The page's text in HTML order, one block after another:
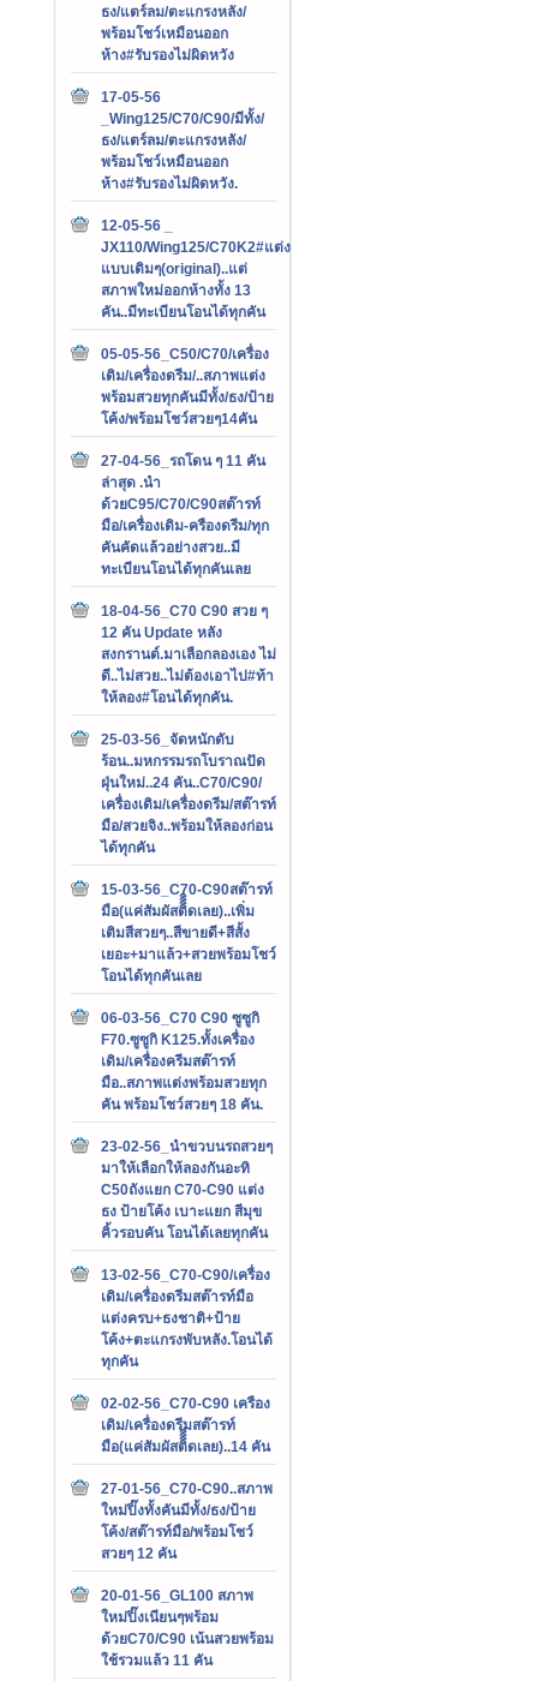
ธง/แตร์ลม/ตะแกรงหลัง/
พร้อมโชว์เหมือนออก
ห้าง#รับรองไม่ผิดหวัง
17-05-56
_Wing125/C70/C90/มีทั้ง/
ธง/แตร์ลม/ตะแกรงหลัง/
พร้อมโชว์เหมือนออก
ห้าง#รับรองไม่ผิดหวัง.
12-05-56 _
JX110/Wing125/C70K2#แต่ง
แบบเดิมๆ(original)..แต่
สภาพใหม่ออกห้างทั้ง 13
คัน..มีทะเบียนโอนได้ทุกคัน
05-05-56_C50/C70/เครื่อง
เดิม/เครื่องดรีม/..สภาพแต่ง
พร้อมสวยทุกคันมีทั้ง/ธง/ป้าย
โค้ง/พร้อมโชว์สวยๆ14คัน
27-04-56_รถโดน ๆ 11 คัน
ล่าสุด .นำ
ด้วยC95/C70/C90สต๊ารท์
มือ/เครื่องเดิม-ครืองดรีม/ทุก
คันคัดแล้วอย่างสวย..มี
ทะเบียนโอนได้ทุกคันเลย
18-04-56_C70 C90 สวย ๆ
12 คัน Update หลัง
สงกรานต์.มาเลือกลองเอง ไม่
ดี..ไม่สวย..ไม่ต้องเอาไป#ท้า
ให้ลอง#โอนได้ทุกคัน.
25-03-56_จัดหนักดับ
ร้อน..มหกรรมรถโบราณปัด
ฝุ่นใหม่..24 คัน..C70/C90/
เครื่องเดิม/เครื่องดรีม/สต๊ารท์
มือ/สวยจิง..พร้อมให้ลองก่อน
ได้ทุกคัน
15-03-56_C70-C90สต๊ารท์
มือ(แค่สัมผัสติิิิดเลย)..เพิ่ม
เติมสีสวยๆ..สีขายดี+สีสั้ง
เยอะ+มาแล้ว+สวยพร้อมโชว์
โอนได้ทุกคันเลย
06-03-56_C70 C90 ซูซูกิ
F70.ซูซูกิ K125.ทั้งเครื่อง
เดิม/เครื่องครีมสต๊ารท์
มือ..สภาพแต่งพร้อมสวยทุก
คัน พร้อมโชว์สวยๆ 18 คัน.
23-02-56_นำขวบนรถสวยๆ
มาให้เลือกให้ลองกันอะทิ
C50ถังแยก C70-C90 แต่ง
ธง ป้ายโค้ง เบาะแยก สีมุข
คิ้วรอบคัน โอนได้เลยทุกคัน
13-02-56_C70-C90/เครื่อง
เดิม/เครื่องดรีมสต๊ารท์มือ
แต่งครบ+ธงชาติ+ป้าย
โค้ง+ตะแกรงพับหลัง.โอนได้
ทุกคัน
02-02-56_C70-C90 เครือง
เดิม/เครื่องดรีมสต๊ารท์
มือ(แค่สัมผัสติิิิดเลย)..14 คัน
27-01-56_C70-C90..สภาพ
ใหม่ปิ๊งทั้งคันมีทั้ง/ธง/ป้าย
โค้ง/สต๊ารท์มือ/พร้อมโชว์
สวยๆ 12 คัน
20-01-56_GL100 สภาพ
ใหม่ปิ๊งเนียนๆพร้อม
ด้วยC70/C90 เน้นสวยพร้อม
ใช้รวมแล้ว 11 คัน